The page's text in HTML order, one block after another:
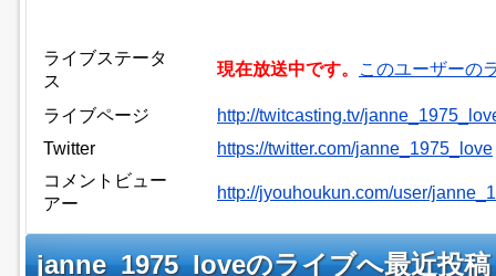
ライブステータ
ス
現在放送中です。 このユーザーの
ライブページ
http://twitcasting.tv/
Twitter
https://twitter.com/janne_1975_love
コメントビュー
アー
http://jyouhoukun.com/user/
janne_1975_loveのライブへ最近投